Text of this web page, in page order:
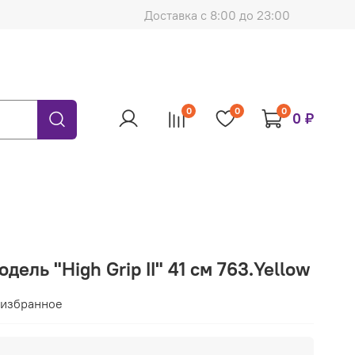
Доставка с 8:00 до 23:00
0 0 0 0 ₽
"High Grip II" 41 см 763.Yellow